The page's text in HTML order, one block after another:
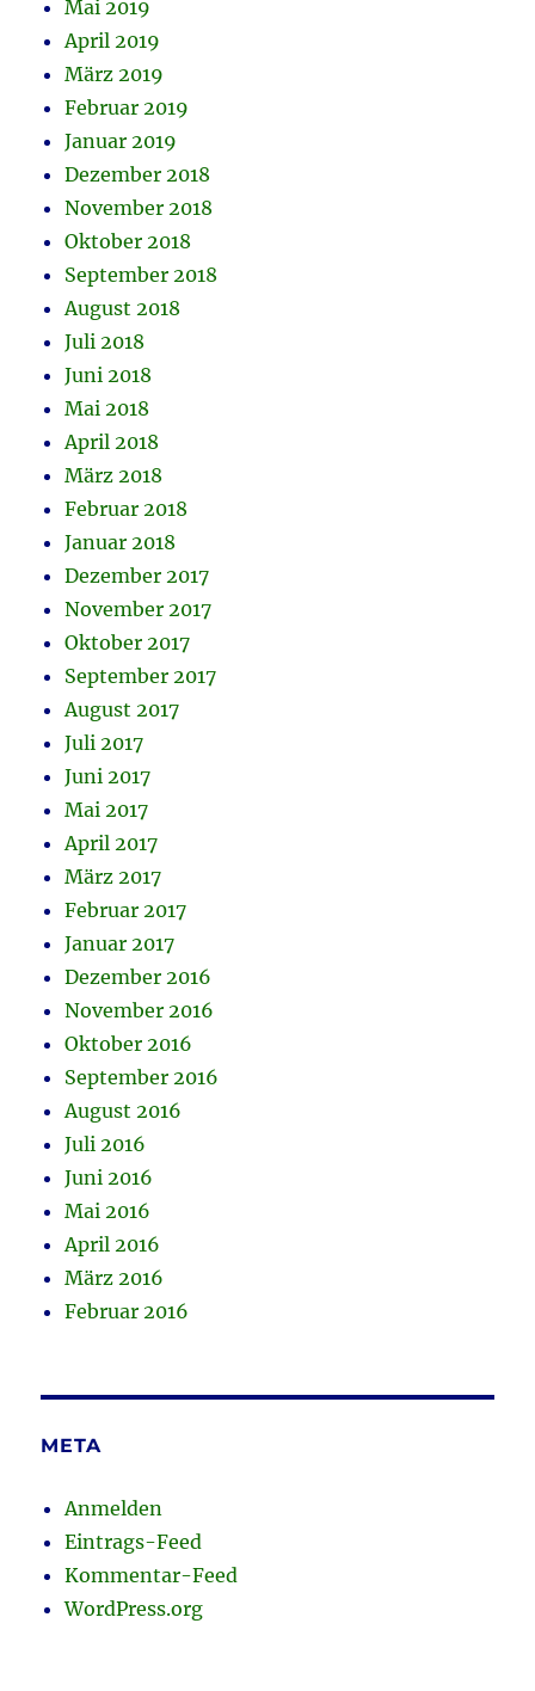
Mai 2019
April 2019
März 2019
Februar 2019
Januar 2019
Dezember 2018
November 2018
Oktober 2018
September 2018
August 2018
Juli 2018
Juni 2018
Mai 2018
April 2018
März 2018
Februar 2018
Januar 2018
Dezember 2017
November 2017
Oktober 2017
September 2017
August 2017
Juli 2017
Juni 2017
Mai 2017
April 2017
März 2017
Februar 2017
Januar 2017
Dezember 2016
November 2016
Oktober 2016
September 2016
August 2016
Juli 2016
Juni 2016
Mai 2016
April 2016
März 2016
Februar 2016
META
Anmelden
Eintrags-Feed
Kommentar-Feed
WordPress.org